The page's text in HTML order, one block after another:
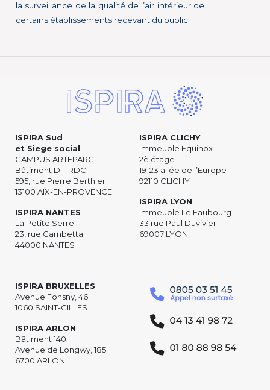
la surveillance de la qualité de l’air intérieur de
certains établissements recevant du public
ISPIRA Sud
et Siege social
CAMPUS ARTEPARC
Bâtiment D – RDC
595, rue Pierre Berthier
13100 AIX-EN-PROVENCE
ISPIRA NANTES
La Petite Serre
23, rue Gambetta
44000 NANTES
ISPIRA CLICHY
Immeuble Equinox
2è étage
19-23 allée de l’Europe
92110 CLICHY
ISPIRA LYON
Immeuble Le Faubourg
33 rue Paul Duvivier
69007 LYON
ISPIRA BRUXELLES
Avenue Fonsny, 46
1060 SAINT-GILLES
ISPIRA ARLON
Bâtiment 140
Avenue de Longwy, 185
6700 ARLON